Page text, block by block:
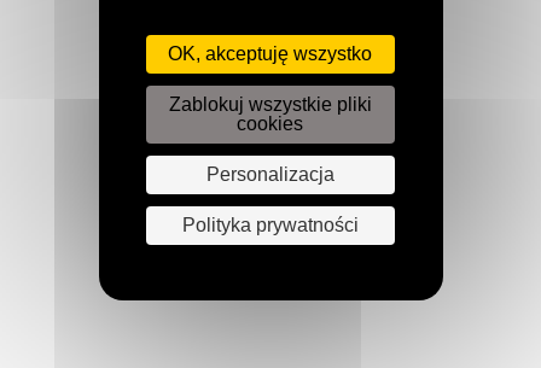
Zadzwoń do nas
122 100 122
Napisz do nas
WYŚLIJ WIADOMOŚĆ
OK, akceptuję wszystko
Zablokuj wszystkie pliki
cookies
Personalizacja
Polityka prywatności